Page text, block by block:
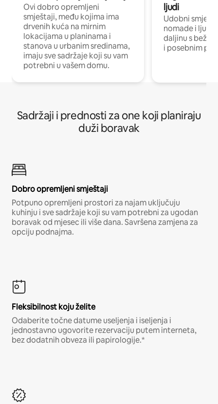
Ovi dobro opremljeni
smještaji, među kojima ima
drvenih kuća na mirnim
lokacijama u planinama i
stanova u urbanim sredinama,
imaju sve sadržaje koji su vam
potrebni u vašem domu.
ljudi
Udobni
nomade i ljude
daljinu s
i posebnim
Sadržaji i prednosti za one koji planiraju
duži boravak
Dobro opremljeni smještaji
Potpuno opremljeni prostori za najam uključuju
kuhinju i sve sadržaje koji su vam potrebni za ugodan
boravak od mjesec ili više dana. Savršena zamjena za
opciju podnajma.
Fleksibilnost koju želite
Odaberite točne datume useljenja i iseljenja i
jednostavno ugovorite rezervaciju putem interneta,
bez dodatnih obveza ili papirologije.*